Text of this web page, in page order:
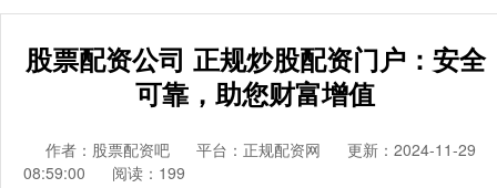
股票配资公司 正规炒股配资门户：安全
可靠，助您财富增值
作者：股票配资吧 平台：正规配资网
更新：2024-11-29
08:59:00
阅读：199